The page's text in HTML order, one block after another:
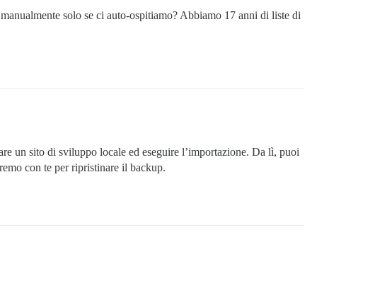
solo se ci auto-ospitiamo? Abbiamo 17 anni di liste di
un sito di sviluppo locale ed eseguire l’importazione. Da lì, puoi
con te per ripristinare il backup.